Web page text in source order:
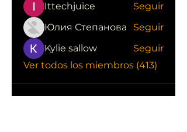
Ittechjuice
Seguir
Юлия Степанова
Seguir
Kylie sallow
Seguir
Ver todos los miembros (413)